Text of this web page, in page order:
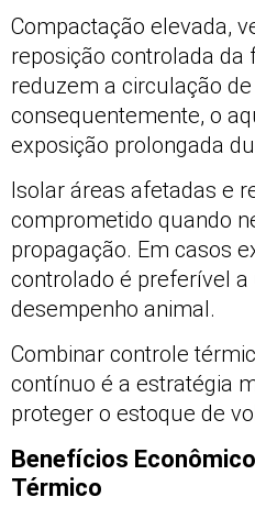
Compactação elevada,
reposição controlada da
reduzem a circulação de
consequentemente, o
exposição prolongada
Isolar áreas afetadas e
comprometido quando
propagação. Em casos
controlado é preferível
desempenho animal.
Combinar controle
contínuo é a estratégia
proteger o estoque de
Benefícios
Térmico